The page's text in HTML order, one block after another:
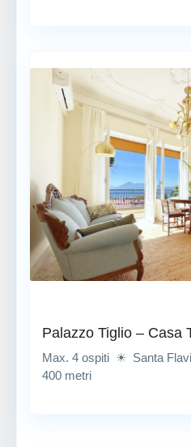
Palazzo Tiglio – Casa
Max. 4 ospiti ☀ Santa
400 metri